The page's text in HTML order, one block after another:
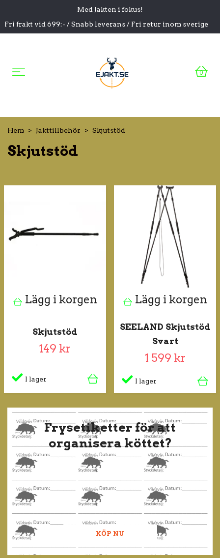
Med Jakten i fokus!
Fri frakt vid 699:- / Snabb leverans / Fri retur inom sverige
0
Frysetiketter för att
organisera köttet?
KÖP NU
Hem Jakttillbehör Skjutstöd
Skjutstöd
Lägg i korgen
Skjutstöd
149 kr
I lager
Lägg i korgen
SEELAND Skjutstöd
Svart
1 599 kr
I lager